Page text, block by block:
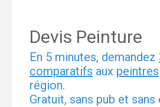
Devis Peinture
En 5 minutes, demandez
comparatifs aux peintres
région.
Gratuit, sans pub et sans